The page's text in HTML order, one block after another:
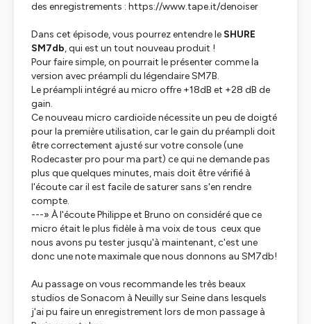
des enregistrements : https://www.tape.it/denoiser
Dans cet épisode, vous pourrez entendre le SHURE
SM7db, qui est un tout nouveau produit !
Pour faire simple, on pourrait le présenter comme la
version avec préampli du légendaire SM7B.
Le préampli intégré au micro offre +18dB et +28 dB de
gain.
Ce nouveau micro cardioïde nécessite un peu de doigté
pour la première utilisation, car le gain du préampli doit
être correctement ajusté sur votre console (une
Rodecaster pro pour ma part) ce qui ne demande pas
plus que quelques minutes, mais doit être vérifié à
l'écoute car il est facile de saturer sans s'en rendre
compte.
---» À l'écoute Philippe et Bruno on considéré que ce
micro était le plus fidèle à ma voix de tous ceux que
nous avons pu tester jusqu'à maintenant, c'est une
donc une note maximale que nous donnons au SM7db!
Au passage on vous recommande les très beaux
studios de Sonacom à Neuilly sur Seine dans lesquels
j'ai pu faire un enregistrement lors de mon passage à